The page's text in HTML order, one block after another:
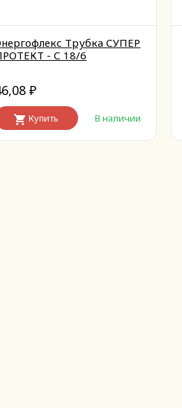
Трубка СУПЕР
- С 18/6
₽
Купить В наличии